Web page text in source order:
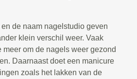
de naam nagelstudio geven
klein verschil weer. Vaak
meer om de nagels weer gezond
Daarnaast doet een manicure
zoals het lakken van de